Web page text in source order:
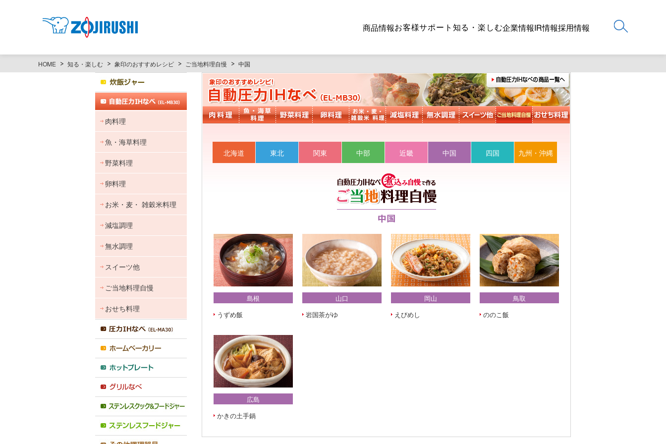
商品情報お客様サポート 知る・楽しむ企業情報IR情報採用情報
HOME 知る・楽しむ 象印のおすすめレシピ ご当地料理自慢 中国
北海道 東北 関東 中部 近畿 中国 四国 九州・沖縄
島根
うずめ飯
山口
岩国茶がゆ
岡山
えびめし
鳥取
ののこ飯
広島
かきの土手鍋
肉料理
魚・海草料理
野菜料理
卵料理
お米・麦・ 雑穀米料理
減塩調理
無水調理
スイーツ他
ご当地料理自慢
おせち料理